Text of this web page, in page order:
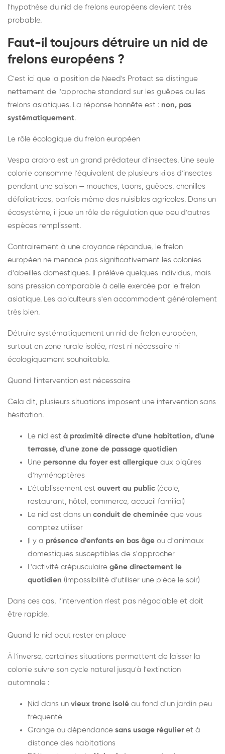
l'hypothèse du nid de frelons européens devient très
probable.
Faut-il toujours détruire un nid de
frelons européens ?
C'est ici que la position de Need's Protect se distingue
nettement de l'approche standard sur les guêpes ou les
frelons asiatiques. La réponse honnête est : non, pas
systématiquement.
Le rôle écologique du frelon européen
Vespa crabro est un grand prédateur d'insectes. Une seule
colonie consomme l'équivalent de plusieurs kilos d'insectes
pendant une saison — mouches, taons, guêpes, chenilles
défoliatrices, parfois même des nuisibles agricoles. Dans un
écosystème, il joue un rôle de régulation que peu d'autres
espèces remplissent.
Contrairement à une croyance répandue, le frelon
européen ne menace pas significativement les colonies
d'abeilles domestiques. Il prélève quelques individus, mais
sans pression comparable à celle exercée par le frelon
asiatique. Les apiculteurs s'en accommodent généralement
très bien.
Détruire systématiquement un nid de frelon européen,
surtout en zone rurale isolée, n'est ni nécessaire ni
écologiquement souhaitable.
Quand l'intervention est nécessaire
Cela dit, plusieurs situations imposent une intervention sans
hésitation.
Le nid est à proximité directe d'une habitation, d'une
terrasse, d'une zone de passage quotidien
Une personne du foyer est allergique aux piqûres
d'hyménoptères
L'établissement est ouvert au public (école,
restaurant, hôtel, commerce, accueil familial)
Le nid est dans un conduit de cheminée que vous
comptez utiliser
Il y a présence d'enfants en bas âge ou d'animaux
domestiques susceptibles de s'approcher
L'activité crépusculaire gêne directement le
quotidien (impossibilité d'utiliser une pièce le soir)
Dans ces cas, l'intervention n'est pas négociable et doit
être rapide.
Quand le nid peut rester en place
À l'inverse, certaines situations permettent de laisser la
colonie suivre son cycle naturel jusqu'à l'extinction
automnale :
Nid dans un vieux tronc isolé au fond d'un jardin peu
fréquenté
Grange ou dépendance sans usage régulier et à
distance des habitations